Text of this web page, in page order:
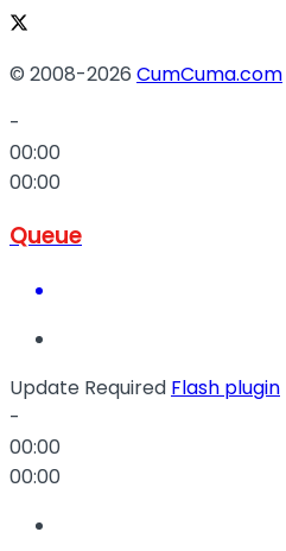
© 2008-2026 CumCuma.com
-
00:00
00:00
Queue
Update Required Flash plugin
-
00:00
00:00